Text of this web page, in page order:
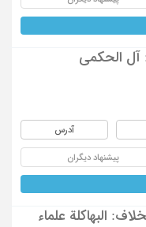
آل الحکمی
آدرس
پیشنهاد دیگران
البهاکلة علماء